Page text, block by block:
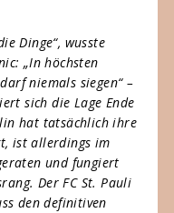
Dinge“, wusste
„In höchsten
niemals siegen“ –
sich die Lage Ende
hat tatsächlich ihre
ist allerdings im
und fungiert
Der FC St. Pauli
den definitiven